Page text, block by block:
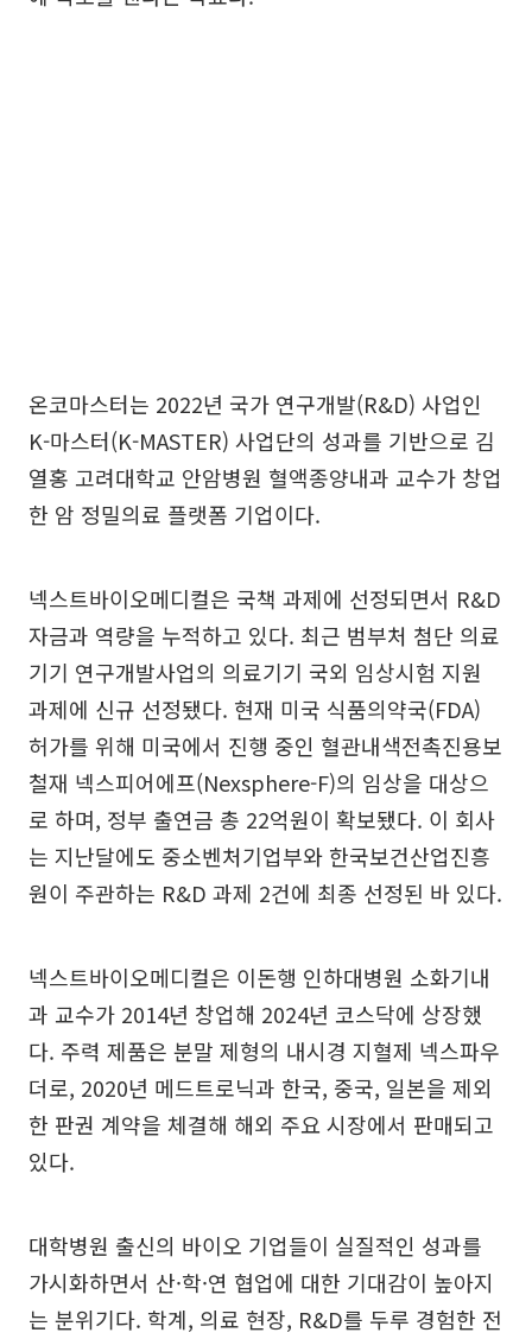
온코마스터는 2022년 국가 연구개발(R&D) 사업인
K-마스터(K-MASTER) 사업단의 성과를 기반으로 김
열홍 고려대학교 안암병원 혈액종양내과 교수가 창업
한 암 정밀의료 플랫폼 기업이다.
넥스트바이오메디컬은 국책 과제에 선정되면서 R&D
자금과 역량을 누적하고 있다. 최근 범부처 첨단 의료
기기 연구개발사업의 의료기기 국외 임상시험 지원
과제에 신규 선정됐다. 현재 미국 식품의약국(FDA)
허가를 위해 미국에서 진행 중인 혈관내색전촉진용보
철재 넥스피어에프(Nexsphere-F)의 임상을 대상으
로 하며, 정부 출연금 총 22억원이 확보됐다. 이 회사
는 지난달에도 중소벤처기업부와 한국보건산업진흥
원이 주관하는 R&D 과제 2건에 최종 선정된 바 있다.
넥스트바이오메디컬은 이돈행 인하대병원 소화기내
과 교수가 2014년 창업해 2024년 코스닥에 상장했
다. 주력 제품은 분말 제형의 내시경 지혈제 넥스파우
더로, 2020년 메드트로닉과 한국, 중국, 일본을 제외
한 판권 계약을 체결해 해외 주요 시장에서 판매되고
있다.
대학병원 출신의 바이오 기업들이 실질적인 성과를
가시화하면서 산·학·연 협업에 대한 기대감이 높아지
는 분위기다. 학계, 의료 현장, R&D를 두루 경험한 전